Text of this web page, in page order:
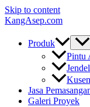
Skip to content
KangAsep.com
Produk
Pintu
Jasa
Galeri Proyek